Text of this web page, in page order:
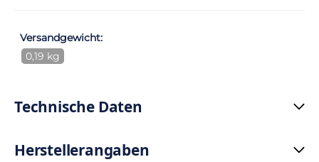
Versandgewicht:
0,19 kg
Technische Daten
Herstellerangaben